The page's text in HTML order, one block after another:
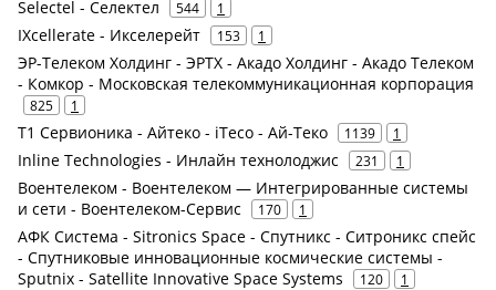
Selectel - Селектел 544 1
IXcellerate - Икселерейт 153 1
ЭР-Телеком Холдинг - ЭРТХ - Акадо Холдинг - Акадо Телеком
- Комкор - Московская телекоммуникационная корпорация
825 1
Т1 Сервионика - Айтеко - iTeco - Ай-Теко 1139 1
Inline Technologies - Инлайн технолоджис 231 1
Воентелеком - Воентелеком — Интегрированные системы
и сети - Воентелеком-Сервис
170 1
АФК Система - Sitronics Space - Спутникс - Ситроникс спейс
- Спутниковые инновационные космические системы -
Sputnix - Satellite Innovative Space Systems
120 1